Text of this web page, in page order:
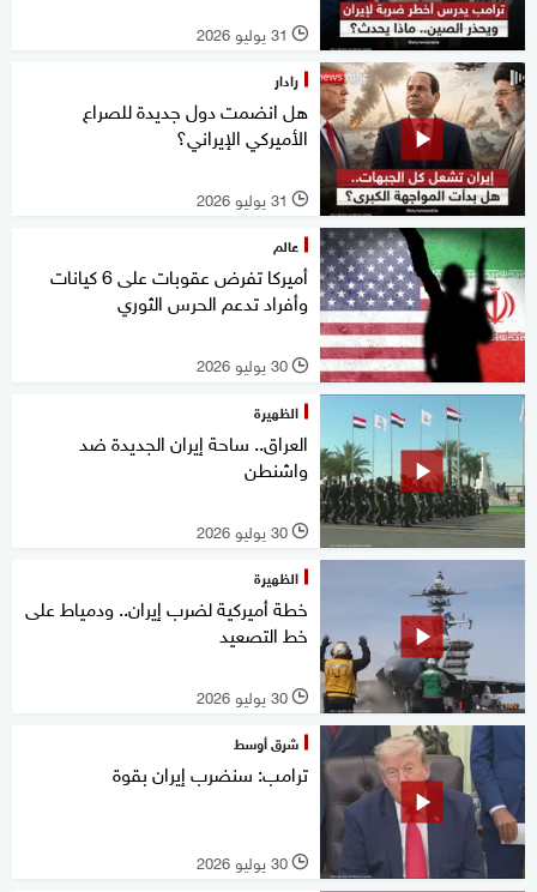
l 31 يوليو 2026
رادار
هل انضمت دول جديدة للصراع
الأميركي الإيراني؟
l 31 يوليو 2026
عالم
أميركا تفرض عقوبات على 6 كيانات
وأفراد تدعم الحرس الثوري
l 30 يوليو 2026
الظهيرة
العراق.. ساحة إيران الجديدة ضد
واشنطن
l 30 يوليو 2026
الظهيرة
خطة أميركية لضرب إيران.. ودمياط على
خط التصعيد
l 30 يوليو 2026
شرق أوسط
ترامب: سنضرب إيران بقوة
l 30 يوليو 2026